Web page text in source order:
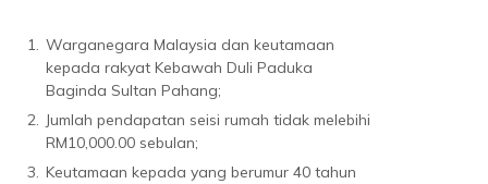
1. Warganegara Malaysia dan keutamaan
kepada rakyat Kebawah Duli Paduka
Baginda Sultan Pahang;
2. Jumlah pendapatan seisi rumah tidak melebihi
RM10,000.00 sebulan;
3. Keutamaan kepada yang berumur 40 tahun